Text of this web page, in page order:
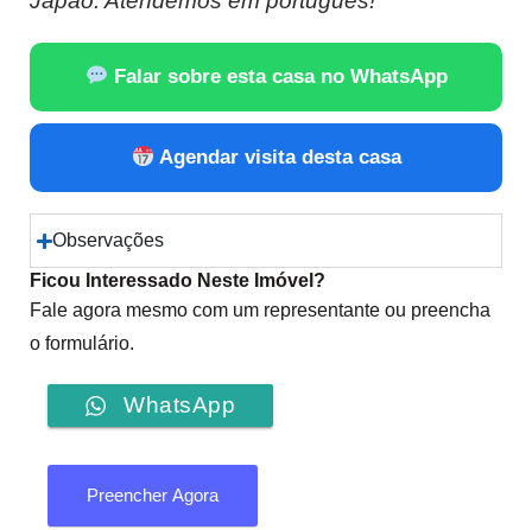
Falar sobre esta casa no WhatsApp
Agendar visita desta casa
Observações
Ficou Interessado Neste Imóvel?
Fale agora mesmo com um representante ou preencha
o formulário.
WhatsApp
Preencher Agora